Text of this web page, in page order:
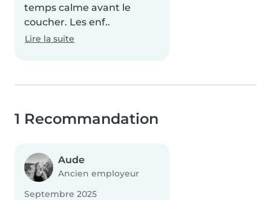
temps calme avant le
coucher. Les enf..
Lire la suite
1 Recommandation
Aude
Ancien employeur
Septembre 2025